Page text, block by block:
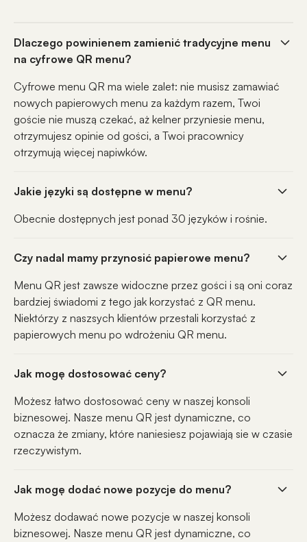
Dlaczego powinienem zamienić tradycyjne menu
na cyfrowe QR menu?
Cyfrowe menu QR ma wiele zalet: nie musisz zamawiać
nowych papierowych menu za każdym razem, Twoi
goście nie muszą czekać, aż kelner przyniesie menu,
otrzymujesz opinie od gości, a Twoi pracownicy
otrzymują więcej napiwków.
Jakie języki są dostępne w menu?
Obecnie dostępnych jest ponad 30 języków i rośnie.
Czy nadal mamy przynosić papierowe menu?
Menu QR jest zawsze widoczne przez gości i są oni coraz
bardziej świadomi z tego jak korzystać z QR menu.
Niektórzy z naszsych klientów przestali korzystać z
papierowych menu po wdrożeniu QR menu.
Jak mogę dostosować ceny?
Możesz łatwo dostosować ceny w naszej konsoli
biznesowej. Nasze menu QR jest dynamiczne, co
oznacza że zmiany, które naniesiesz pojawiają sie w czasie
rzeczywistym.
Jak mogę dodać nowe pozycje do menu?
Możesz dodawać nowe pozycje w naszej konsoli
biznesowej. Nasze menu QR jest dynamiczne, co